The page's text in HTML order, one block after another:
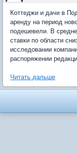
Коттеджи и дачи в
аренду на период
подешевели. В
ставки по области
исследовании
распоряжении
Читать дальше